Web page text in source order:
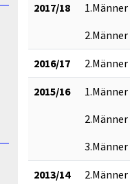
2017/18 1.Männer
2.Männer
2016/17 2.Männer
2015/16 1.Männer
2.Männer
3.Männer
2013/14 2.Männer